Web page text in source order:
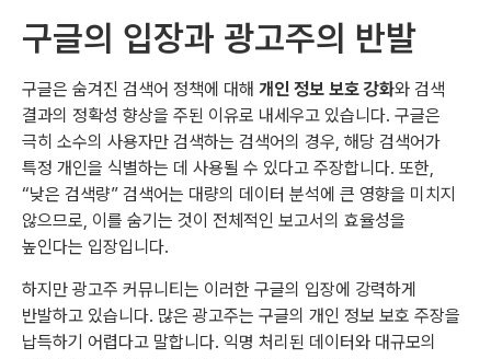
구글의 입장과 광고주의 반발
구글은 숨겨진 검색어 정책에 대해 개인 정보 보호 강화와 검색
결과의 정확성 향상을 주된 이유로 내세우고 있습니다. 구글은
극히 소수의 사용자만 검색하는 검색어의 경우, 해당 검색어가
특정 개인을 식별하는 데 사용될 수 있다고 주장합니다. 또한,
“낮은 검색량” 검색어는 대량의 데이터 분석에 큰 영향을 미치지
않으므로, 이를 숨기는 것이 전체적인 보고서의 효율성을
높인다는 입장입니다.
하지만 광고주 커뮤니티는 이러한 구글의 입장에 강력하게
반발하고 있습니다. 많은 광고주는 구글의 개인 정보 보호 주장을
납득하기 어렵다고 말합니다. 익명 처리된 데이터와 대규모의